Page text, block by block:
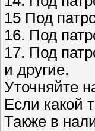
15 Под
16. Под
17. Под
и другие.
Уточняйте
Если какой
Также в